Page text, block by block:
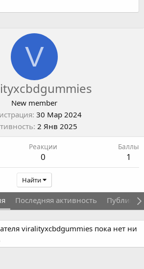
V
New member
30 Мар 2024
2 Янв 2025
Реакции
0
Баллы
1
Найти
Последняя активность
viralityxcbdgummies пока нет ни